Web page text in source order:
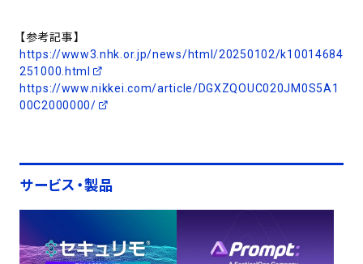
【参考記事】
https://www3.nhk.or.jp/news/html/20250102/k10014684
251000.html
https://www.nikkei.com/article/DGXZQOUC020JM0S5A1
00C2000000/
サービス・製品